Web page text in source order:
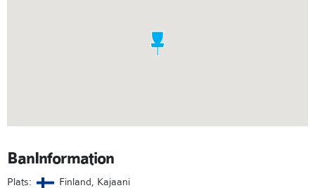
BanInformation
Plats:
Finland, Kajaani